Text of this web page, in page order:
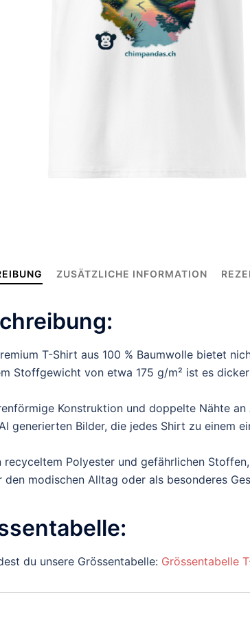
ZUSÄTZLICHE INFORMATION
T-Shirt aus 100 % Baumwolle bietet
Stoffgewicht von etwa 175 g/m² ist es
Konstruktion und doppelte Nähte
generierten Bilder, die jedes Shirt zu einem
recyceltem Polyester und gefährlichen
den modischen Alltag oder als besonderes
du unsere Grössentabelle: Grössentabelle